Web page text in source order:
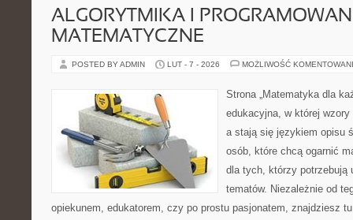
ALGORYTMIKA I
MATEMATYCZNE
POSTED BY ADMIN LUT - 7 - 2026 MOŻLIWOŚĆ
Strona „Matematyka dla
edukacyjna, w której
a stają się językiem opisu
osób, które chcą ogarnić
dla tych, którzy potrzebują
tematów. Niezależnie od
opiekunem, edukatorem, czy po prostu pasjonatem, znajdziesz